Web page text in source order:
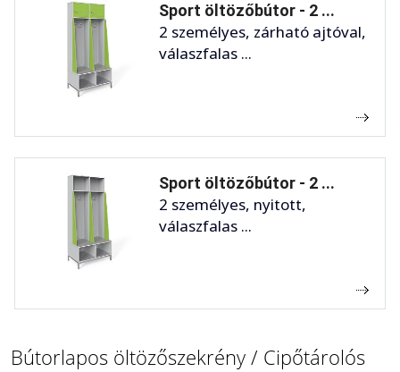
Sport öltözőbútor - 2 ...
2 személyes, zárható ajtóval,
válaszfalas ...
Sport öltözőbútor - 2 ...
2 személyes, nyitott,
válaszfalas ...
Bútorlapos öltözőszekrény / Cipőtárolós